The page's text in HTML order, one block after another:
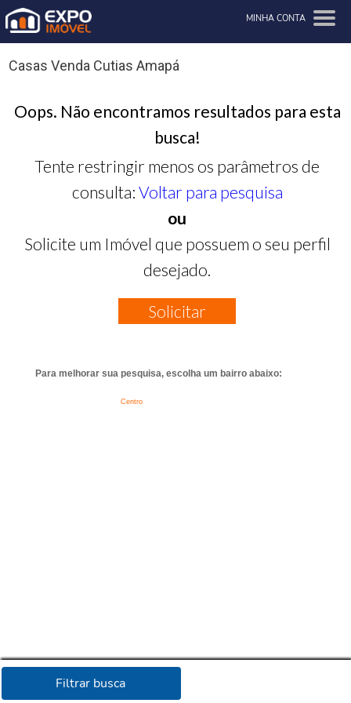
MINHA CONTA
Filtrar busca
Casas Venda Cutias Amapá
Oops. Não encontramos resultados para esta
busca!
Tente restringir menos os parâmetros de
consulta: Voltar para pesquisa
ou
Solicite um Imóvel que possuem o seu perfil
desejado.
Solicitar
Para melhorar sua pesquisa, escolha um bairro abaixo:
Centro